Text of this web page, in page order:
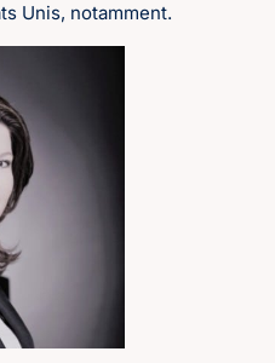
Unis, notamment.